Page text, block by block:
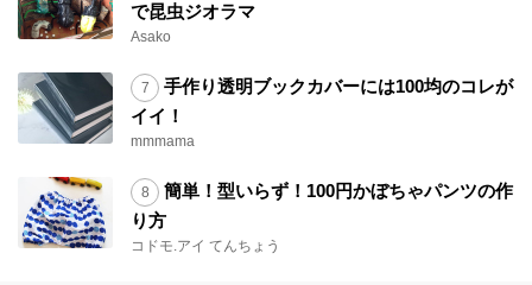
で昆虫ジオラマ
Asako
手作り透明ブックカバーには100均のコレが
イイ！
mmmama
簡単！型いらず！100円かぼちゃパンツの作
り方
コドモ.アイ てんちょう